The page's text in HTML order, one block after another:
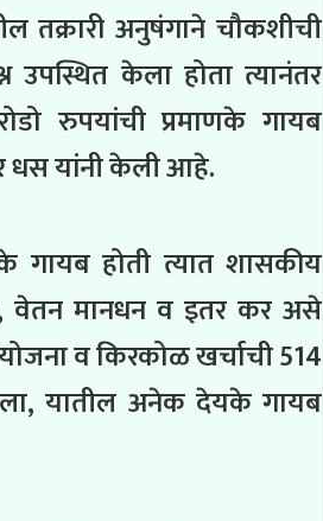
तक्रारी अनुषंगाने चौकशीची
उपस्थित केला होता त्यानंतर
रुपयांची प्रमाणके गायब
धस यांनी केली आहे.
गायब होती त्यात शासकीय
वेतन मानधन व इतर कर असे
व किरकोळ खर्चाची 514
यातील अनेक देयके गायब